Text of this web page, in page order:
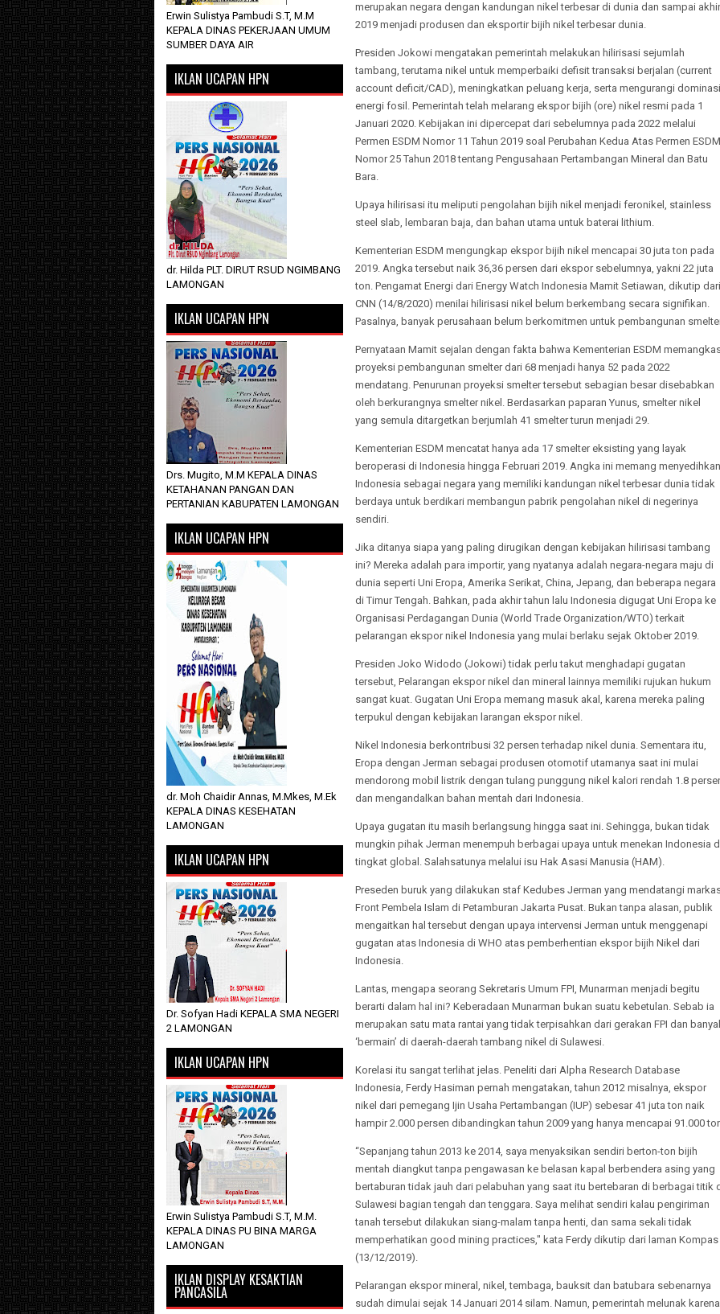
merupakan negara dengan kandungan nikel terbesar di dunia dan sampai akhir
2019 menjadi produsen dan eksportir bijih nikel terbesar dunia.
Presiden Jokowi mengatakan pemerintah melakukan hilirisasi sejumlah
tambang, terutama nikel untuk memperbaiki defisit transaksi berjalan (current
account deficit/CAD), meningkatkan peluang kerja, serta mengurangi dominasi
energi fosil. Pemerintah telah melarang ekspor bijih (ore) nikel resmi pada 1
Januari 2020. Kebijakan ini dipercepat dari sebelumnya pada 2022 melalui
Permen ESDM Nomor 11 Tahun 2019 soal Perubahan Kedua Atas Permen ESDM
Nomor 25 Tahun 2018 tentang Pengusahaan Pertambangan Mineral dan Batu
Bara.
Upaya hilirisasi itu meliputi pengolahan bijih nikel menjadi feronikel, stainless
steel slab, lembaran baja, dan bahan utama untuk baterai lithium.
Kementerian ESDM mengungkap ekspor bijih nikel mencapai 30 juta ton pada
2019. Angka tersebut naik 36,36 persen dari ekspor sebelumnya, yakni 22 juta
ton. Pengamat Energi dari Energy Watch Indonesia Mamit Setiawan, dikutip dari
CNN (14/8/2020) menilai hilirisasi nikel belum berkembang secara signifikan.
Pasalnya, banyak perusahaan belum berkomitmen untuk pembangunan
Pernyataan Mamit sejalan dengan fakta bahwa Kementerian ESDM
proyeksi pembangunan smelter dari 68 menjadi hanya 52 pada 2022
mendatang. Penurunan proyeksi smelter tersebut sebagian besar disebabkan
oleh berkurangnya smelter nikel. Berdasarkan paparan Yunus, smelter nikel
yang semula ditargetkan berjumlah 41 smelter turun menjadi 29.
Kementerian ESDM mencatat hanya ada 17 smelter eksisting yang layak
beroperasi di Indonesia hingga Februari 2019. Angka ini memang
Indonesia sebagai negara yang memiliki kandungan nikel terbesar dunia tidak
berdaya untuk berdikari membangun pabrik pengolahan nikel di negerinya
sendiri.
Jika ditanya siapa yang paling dirugikan dengan kebijakan hilirisasi tambang
ini? Mereka adalah para importir, yang nyatanya adalah negara-negara maju di
dunia seperti Uni Eropa, Amerika Serikat, China, Jepang, dan beberapa negara
di Timur Tengah. Bahkan, pada akhir tahun lalu Indonesia digugat Uni Eropa ke
Organisasi Perdagangan Dunia (World Trade Organization/WTO) terkait
pelarangan ekspor nikel Indonesia yang mulai berlaku sejak Oktober 2019.
Presiden Joko Widodo (Jokowi) tidak perlu takut menghadapi gugatan
tersebut, Pelarangan ekspor nikel dan mineral lainnya memiliki rujukan hukum
sangat kuat. Gugatan Uni Eropa memang masuk akal, karena mereka paling
terpukul dengan kebijakan larangan ekspor nikel.
Nikel Indonesia berkontribusi 32 persen terhadap nikel dunia. Sementara itu,
Eropa dengan Jerman sebagai produsen otomotif utamanya saat ini mulai
mendorong mobil listrik dengan tulang punggung nikel kalori rendah 1.8
dan mengandalkan bahan mentah dari Indonesia.
Upaya gugatan itu masih berlangsung hingga saat ini. Sehingga, bukan tidak
mungkin pihak Jerman menempuh berbagai upaya untuk menekan Indonesia
tingkat global. Salahsatunya melalui isu Hak Asasi Manusia (HAM).
Preseden buruk yang dilakukan staf Kedubes Jerman yang mendatangi
Front Pembela Islam di Petamburan Jakarta Pusat. Bukan tanpa alasan, publik
mengaitkan hal tersebut dengan upaya intervensi Jerman untuk menggenapi
gugatan atas Indonesia di WHO atas pemberhentian ekspor bijih Nikel dari
Indonesia.
Lantas, mengapa seorang Sekretaris Umum FPI, Munarman menjadi begitu
berarti dalam hal ini? Keberadaan Munarman bukan suatu kebetulan. Sebab ia
merupakan satu mata rantai yang tidak terpisahkan dari gerakan FPI dan
‘bermain’ di daerah-daerah tambang nikel di Sulawesi.
Korelasi itu sangat terlihat jelas. Peneliti dari Alpha Research Database
Indonesia, Ferdy Hasiman pernah mengatakan, tahun 2012 misalnya, ekspor
nikel dari pemegang Ijin Usaha Pertambangan (IUP) sebesar 41 juta ton naik
hampir 2.000 persen dibandingkan tahun 2009 yang hanya mencapai 91.000
“Sepanjang tahun 2013 ke 2014, saya menyaksikan sendiri berton-ton bijih
mentah diangkut tanpa pengawasan ke belasan kapal berbendera asing yang
bertaburan tidak jauh dari pelabuhan yang saat itu bertebaran di berbagai titik
Sulawesi bagian tengah dan tenggara. Saya melihat sendiri kalau pengiriman
tanah tersebut dilakukan siang-malam tanpa henti, dan sama sekali tidak
memperhatikan good mining practices," kata Ferdy dikutip dari laman Kompas
(13/12/2019).
Pelarangan ekspor mineral, nikel, tembaga, bauksit dan batubara sebenarnya
sudah dimulai sejak 14 Januari 2014 silam. Namun, pemerintah melunak karena
Erwin Sulistya Pambudi S.T, M.M
KEPALA DINAS PEKERJAAN UMUM
SUMBER DAYA AIR
IKLAN UCAPAN HPN
dr. Hilda PLT. DIRUT RSUD NGIMBANG
LAMONGAN
IKLAN UCAPAN HPN
Drs. Mugito, M.M KEPALA DINAS
KETAHANAN PANGAN DAN
PERTANIAN KABUPATEN LAMONGAN
IKLAN UCAPAN HPN
dr. Moh Chaidir Annas, M.Mkes, M.Ek
KEPALA DINAS KESEHATAN
LAMONGAN
IKLAN UCAPAN HPN
Dr. Sofyan Hadi KEPALA SMA NEGERI
2 LAMONGAN
IKLAN UCAPAN HPN
Erwin Sulistya Pambudi S.T, M.M.
KEPALA DINAS PU BINA MARGA
LAMONGAN
IKLAN DISPLAY KESAKTIAN
PANCASILA